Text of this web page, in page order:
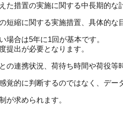
措置の実施に関する中長期的な
縮に関する実施措置、具体的な
場合は5年に1回が基本です。
提出が必要となります。
連携状況、荷待ち時間や荷役等
覚的に判断するのではなく、デー
が求められます。